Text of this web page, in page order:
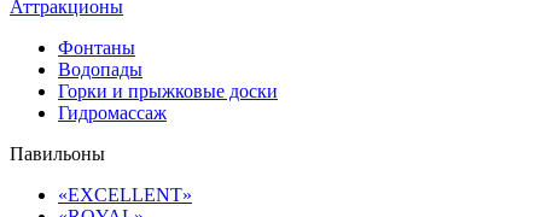
Аттракционы
Фонтаны
Водопады
Горки и прыжковые доски
Гидромассаж
Павильоны
«EXCELLENT»